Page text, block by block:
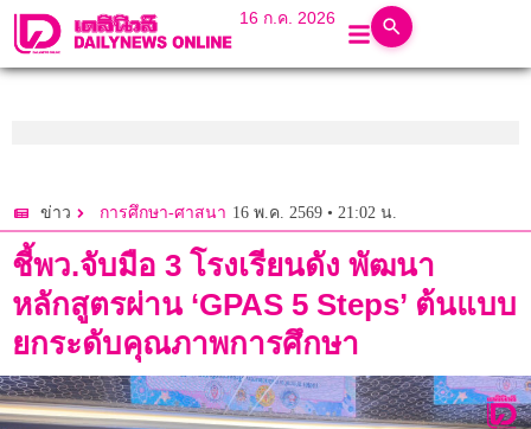
16 ก.ค. 2026
ข่าว การศึกษา-ศาสนา 16 พ.ค. 2569 • 21:02 น.
ชี้พว.จับมือ 3 โรงเรียนดัง พัฒนา
หลักสูตรผ่าน ‘GPAS 5 Steps’ ต้นแบบ
ยกระดับคุณภาพการศึกษา